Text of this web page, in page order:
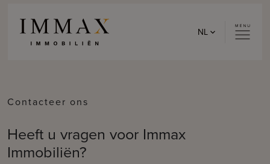
NL
Contacteer ons
Heeft u vragen voor Immax
Immobiliën?